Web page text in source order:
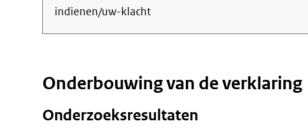
indienen/uw-klacht
Onderbouwing van de verklaring
Onderzoeksresultaten